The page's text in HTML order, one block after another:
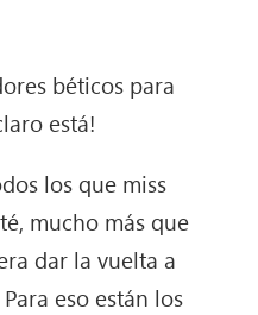
béticos para
está!
los que miss
mucho más que
dar la vuelta a
eso están los